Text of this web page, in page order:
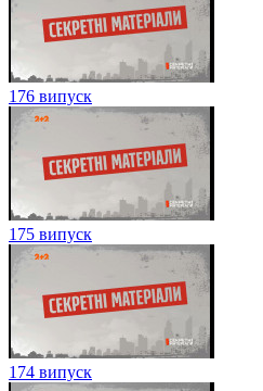
176 випуск
175 випуск
174 випуск